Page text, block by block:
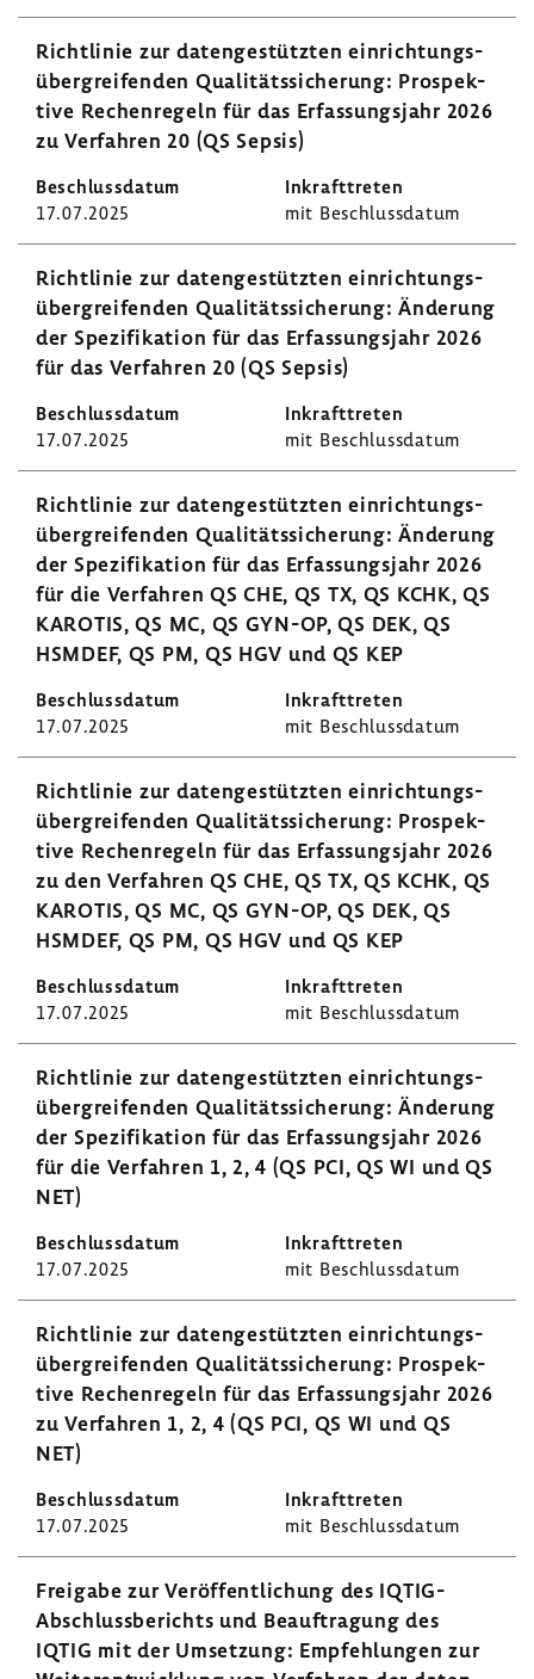
Richt­linie zur daten­ge­stützten einrich­tungs­
über­grei­fenden Quali­täts­si­che­rung: Prospek­
tive Rechen­re­geln für das Erfas­sungs­jahr 2026
zu Verfahren 20 (QS Sepsis)
17.07.2025 mit Beschluss­datum
Richt­linie zur daten­ge­stützten einrich­tungs­
über­grei­fenden Quali­täts­si­che­rung: Ände­rung
der Spezi­fi­ka­tion für das Erfas­sungs­jahr 2026
für das Verfahren 20 (QS Sepsis)
17.07.2025 mit Beschluss­datum
Richt­linie zur daten­ge­stützten einrich­tungs­
über­grei­fenden Quali­täts­si­che­rung: Ände­rung
der Spezi­fi­ka­tion für das Erfas­sungs­jahr 2026
für die Verfahren QS CHE, QS TX, QS KCHK, QS
KAROTIS, QS MC, QS GYN-OP, QS DEK, QS
HSMDEF, QS PM, QS HGV und QS KEP
17.07.2025 mit Beschluss­datum
Richt­linie zur daten­ge­stützten einrich­tungs­
über­grei­fenden Quali­täts­si­che­rung: Prospek­
tive Rechen­re­geln für das Erfas­sungs­jahr 2026
zu den Verfahren QS CHE, QS TX, QS KCHK, QS
KAROTIS, QS MC, QS GYN-OP, QS DEK, QS
HSMDEF, QS PM, QS HGV und QS KEP
17.07.2025 mit Beschluss­datum
Richt­linie zur daten­ge­stützten einrich­tungs­
über­grei­fenden Quali­täts­si­che­rung: Ände­rung
der Spezi­fi­ka­tion für das Erfas­sungs­jahr 2026
für die Verfahren 1, 2, 4 (QS PCI, QS WI und QS
NET)
17.07.2025 mit Beschluss­datum
Richt­linie zur daten­ge­stützten einrich­tungs­
über­grei­fenden Quali­täts­si­che­rung: Prospek­
tive Rechen­re­geln für das Erfas­sungs­jahr 2026
zu Verfahren 1, 2, 4 (QS PCI, QS WI und QS
NET)
17.07.2025 mit Beschluss­datum
Frei­gabe zur Veröf­fent­li­chung des IQTIG-​
Abschlussberichts und Beauf­tra­gung des
IQTIG mit der Umset­zung: Empfeh­lungen zur